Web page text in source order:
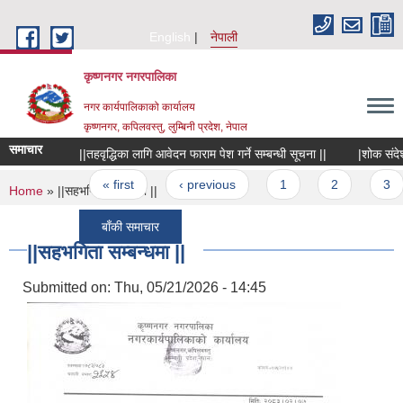
English
नेपाली
कृष्णनगर नगरपालिका
नगर कार्यपालिकाको कार्यालय
कृष्णनगर, कपिलवस्तु, लुम्बिनी प्रदेश, नेपाल
समाचार ||तहवृद्धिका लागि आवेदन फाराम पेश गर्ने सम्बन्धी सूचना || |शोक संदेश
Pages
« first ‹ previous
बाँकी समाचार
You are here
Home » ||सहभगिता सम्बन्धमा ||
||सहभगिता सम्बन्धमा ||
Submitted on: Thu, 05/21/2026 - 14:45